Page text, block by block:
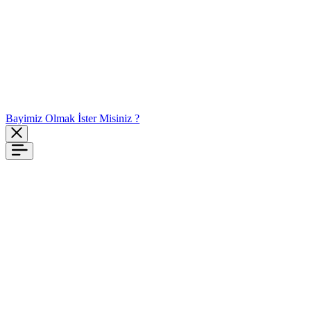
Bayimiz Olmak İster Misiniz ?